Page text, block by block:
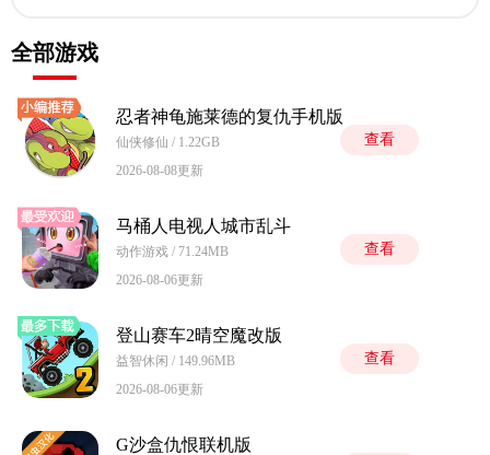
全部游戏
忍者神龟施莱德的复仇手机版
仙侠修仙 / 1.22GB
2026-08-08更新
查看
马桶人电视人城市乱斗
动作游戏 / 71.24MB
2026-08-06更新
查看
登山赛车2晴空魔改版
益智休闲 / 149.96MB
2026-08-06更新
查看
G沙盒仇恨联机版